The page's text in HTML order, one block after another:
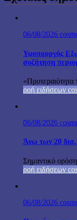
06/08/2026
Υφυπουργός
συζήτηση
ροή ειδήσεων
06/08/2026
Άνω των 20 δισ.
Σημαντικό
ροή ειδήσεων
06/08/2026